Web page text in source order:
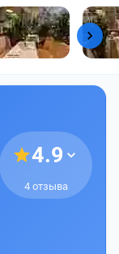
4.9
4 отзыва